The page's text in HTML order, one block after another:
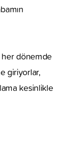
her dönemde
giriyorlar,
kesinlikle